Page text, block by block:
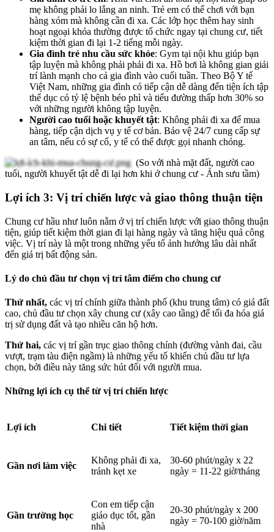
mẹ không phải lo lắng an ninh. Trẻ em có thể chơi với bạn
hàng xóm mà không cần đi xa. Các lớp học thêm hay sinh
hoạt ngoại khóa thường được tổ chức ngay tại chung cư, tiết
kiệm thời gian đi lại 1-2 tiếng mỗi ngày.
Gia đình trẻ nhu cầu sức khỏe: Gym tại nội khu giúp bạn
tập luyện mà không phải phải đi xa. Hồ bơi là không gian giải
trí lành mạnh cho cả gia đình vào cuối tuần. Theo Bộ Y tế
Việt Nam, những gia đình có tiếp cận dễ dàng đến tiện ích tập
thể dục có tỷ lệ bệnh béo phì và tiểu đường thấp hơn 30% so
với những người không tập luyện.
Người cao tuổi hoặc khuyết tật: Không phải đi xa để mua
hàng, tiếp cận dịch vụ y tế cơ bản. Bảo vệ 24/7 cung cấp sự
an tâm, nếu có sự cố, y tế có thể được gọi nhanh chóng.
(So với nhà mặt đất, người cao
tuổi, người khuyết tật dễ đi lại hơn khi ở chung cư - Ảnh sưu tầm)
Lợi ích 3: Vị trí chiến lược và giao thông thuận tiện
Chung cư hầu như luôn nằm ở vị trí chiến lược với giao thông thuận
tiện, giúp tiết kiệm thời gian đi lại hàng ngày và tăng hiệu quả công
việc. Vị trí này là một trong những yếu tố ảnh hưởng lâu dài nhất
đến giá trị bất động sản.
Lý do chủ đầu tư chọn vị trí tâm điểm cho chung cư
Thứ nhất, các vị trí chính giữa thành phố (khu trung tâm) có giá đất
cao, chủ đầu tư chọn xây chung cư (xây cao tầng) để tối đa hóa giá
trị sử dụng đất và tạo nhiều căn hộ hơn.
Thứ hai, các vị trí gần trục giao thông chính (đường vành đai, cầu
vượt, trạm tàu điện ngầm) là những yếu tố khiến chủ đầu tư lựa
chọn, bởi điều này tăng sức hút đối với người mua.
Những lợi ích cụ thể từ vị trí chiến lược
Lợi ích Chi tiết Tiết kiệm thời gian
Gần nơi làm việc
Không phải đi xa,
tránh kẹt xe
30-60 phút/ngày x 22
ngày = 11-22 giờ/tháng
Gần trường học
Con em tiếp cận
giáo dục tốt, gần
nhà
20-30 phút/ngày x 200
ngày = 70-100 giờ/năm